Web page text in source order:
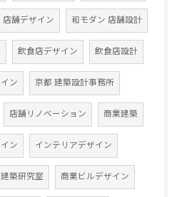
舗デザイン 和モダン 店舗設計
飲食店デザイン 飲食店設計
ン 京都 建築設計事務所
店舗リノベーション 商業建築
ン インテリアデザイン
築研究室 商業ビルデザイン